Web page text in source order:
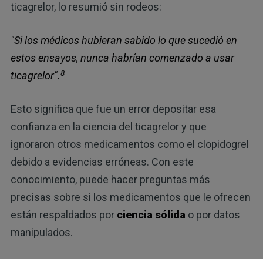
ticagrelor, lo resumió sin rodeos:
"Si los médicos hubieran sabido lo que sucedió en
estos ensayos, nunca habrían comenzado a usar
ticagrelor".8
Esto significa que fue un error depositar esa
confianza en la ciencia del ticagrelor y que
ignoraron otros medicamentos como el clopidogrel
debido a evidencias erróneas. Con este
conocimiento, puede hacer preguntas más
precisas sobre si los medicamentos que le ofrecen
están respaldados por ciencia sólidao por datos
manipulados.